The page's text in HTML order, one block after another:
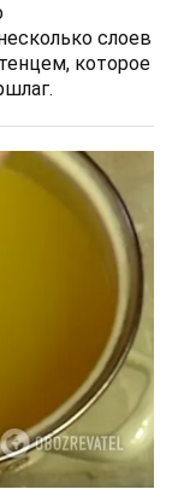
слоев
которое